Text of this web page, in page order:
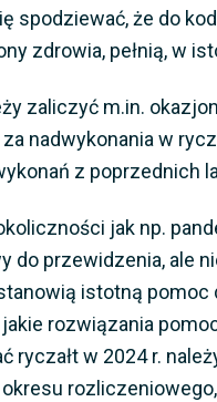
spodziewać, że do
zdrowia, pełnią, w
zaliczyć m.in.
nadwykonania w
z poprzednich
jak np.
do przewidzenia, ale
istotną
rozwiązania
ryczałt w 2024 r.